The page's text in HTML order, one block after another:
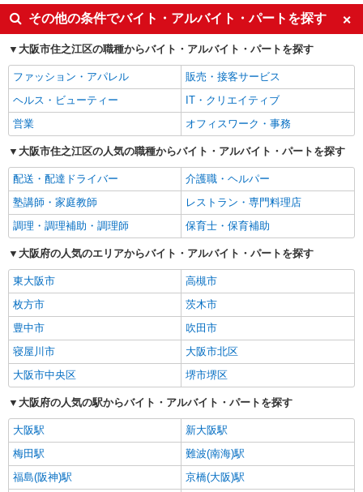
その他の条件でバイト・アルバイト・パートを探す
大阪市住之江区の職種からバイト・アルバイト・パートを探す
ファッション・アパレル
販売・接客サービス
ヘルス・ビューティー
IT・クリエイティブ
営業
オフィスワーク・事務
大阪市住之江区の人気の職種からバイト・アルバイト・パートを探す
配送・配達ドライバー
介護職・ヘルパー
塾講師・家庭教師
レストラン・専門料理店
調理・調理補助・調理師
保育士・保育補助
大阪府の人気のエリアからバイト・アルバイト・パートを探す
東大阪市
高槻市
枚方市
茨木市
豊中市
吹田市
寝屋川市
大阪市北区
大阪市中央区
堺市堺区
大阪府の人気の駅からバイト・アルバイト・パートを探す
大阪駅
新大阪駅
梅田駅
難波(南海)駅
福島(阪神)駅
京橋(大阪)駅